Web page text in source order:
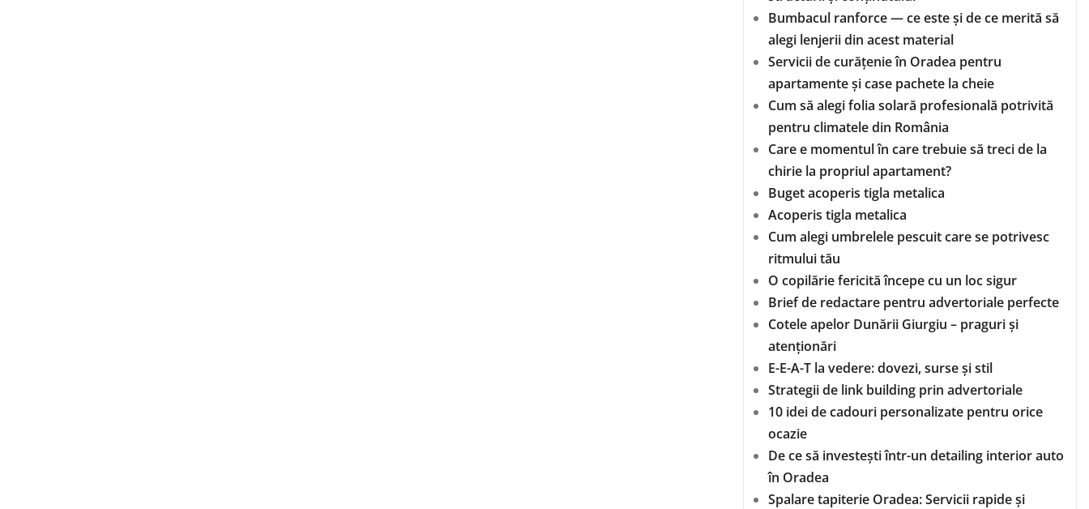
Bumbacul ranforce — ce este și de ce merită să
alegi lenjerii din acest material
Servicii de curățenie în Oradea pentru
apartamente și case pachete la cheie
Cum să alegi folia solară profesională potrivită
pentru climatele din România
Care e momentul în care trebuie să treci de la
chirie la propriul apartament?
Buget acoperis tigla metalica
Acoperis tigla metalica
Cum alegi umbrelele pescuit care se potrivesc
ritmului tău
O copilărie fericită începe cu un loc sigur
Brief de redactare pentru advertoriale perfecte
Cotele apelor Dunării Giurgiu – praguri și
atenționări
E-E-A-T la vedere: dovezi, surse și stil
Strategii de link building prin advertoriale
10 idei de cadouri personalizate pentru orice
ocazie
De ce să investești într-un detailing interior auto
în Oradea
Spalare tapiterie Oradea: Servicii rapide și